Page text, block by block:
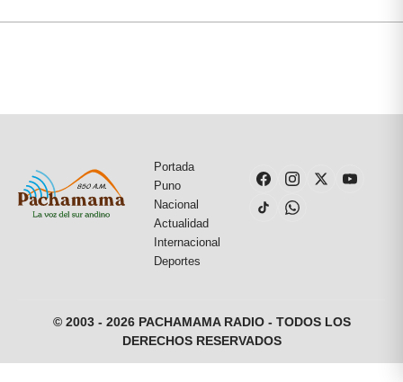
Portada
Puno
Nacional
Actualidad
Internacional
Deportes
© 2003 - 2026 PACHAMAMA RADIO - TODOS LOS
DERECHOS RESERVADOS